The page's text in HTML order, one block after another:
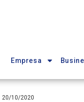
navigation
Empresa
20/10/2020